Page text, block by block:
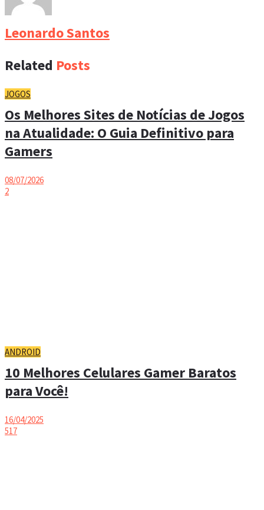
Leonardo Santos
Related Posts
JOGOS
Os Melhores Sites de Notícias de Jogos
na Atualidade: O Guia Definitivo para
Gamers
08/07/2026
2
ANDROID
10 Melhores Celulares Gamer Baratos
para Você!
16/04/2025
517